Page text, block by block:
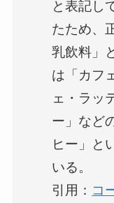
と表記し
たため、
乳飲料」
は「カフ
ェ・ラッ
ー」など
ヒー」と
いる。
引用： コ